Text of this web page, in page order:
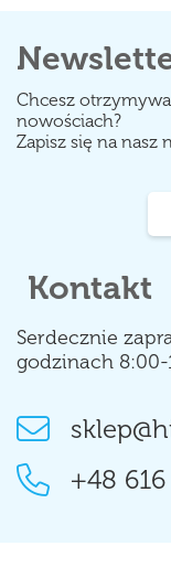
Chcesz
nowościach?
Zapisz się na nasz
Kontakt
Serdecznie
godzinach 8:00-
+48